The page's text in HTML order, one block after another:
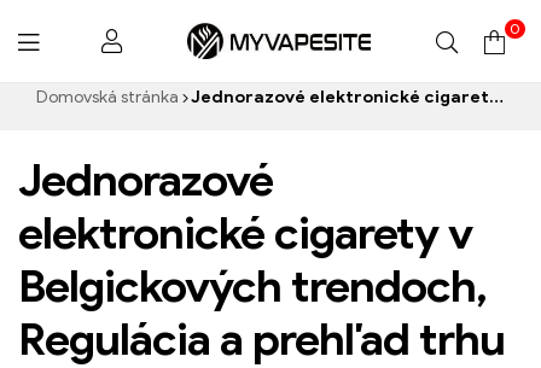
Myvapesite.de
0
Domovská stránka Jednorazové elektronické cigarety Belgicko
Jednorazové
elektronické cigarety v
Belgickových trendoch,
Regulácia a prehľad trhu